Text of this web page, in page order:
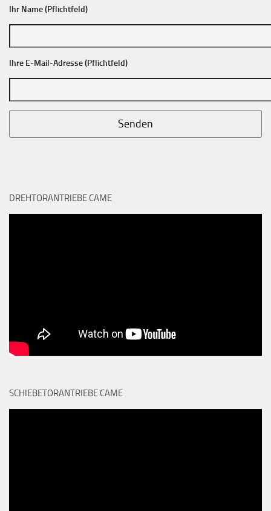
Ihr Name (Pflichtfeld)
Ihre E-Mail-Adresse (Pflichtfeld)
DREHTORANTRIEBE CAME
SCHIEBETORANTRIEBE CAME